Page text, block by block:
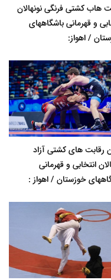
هاب کشتی فرنگی نونهالان
و قهرمانی باشگاههای
/ اهواز:
رقابت های کشتی آزاد
انتخابی و قهرمانی
خوزستان / اهواز :